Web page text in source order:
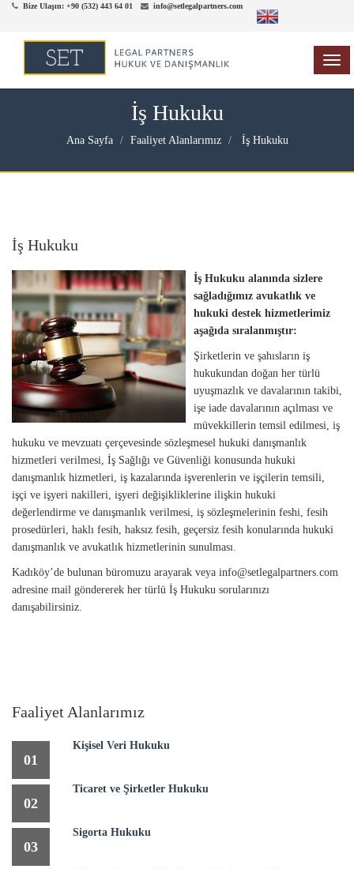
info@setlegalpartners.com
Bize Ulaşın: +90 (532) 443 64 01
İş Hukuku
Ana Sayfa Faaliyet Alanlarımız İş Hukuku
İş Hukuku
İş Hukuku alanında sizlere
sağladığımız avukatlık ve
hukuki destek hizmetlerimiz
aşağıda sıralanmıştır:
Şirketlerin ve şahısların iş
hukukundan doğan her türlü
uyuşmazlık ve davalarının takibi,
işe iade davalarının açılması ve
müvekkillerin temsil edilmesi, iş
hukuku ve mevzuatı çerçevesinde sözleşmesel hukuki danışmanlık
hizmetleri verilmesi, İş Sağlığı ve Güvenliği konusunda hukuki
danışmanlık hizmetleri, iş kazalarında işverenlerin ve işçilerin temsili,
işçi ve işyeri nakilleri, işyeri değişikliklerine ilişkin hukuki
değerlendirme ve danışmanlık verilmesi, iş sözleşmelerinin feshi, fesih
prosedürleri, haklı fesih, haksız fesih, geçersiz fesih konularında hukuki
danışmanlık ve avukatlık hizmetlerinin sunulması.
Kadıköy’de bulunan büromuzu arayarak veya info@setlegalpartners.com
adresine mail göndererek her türlü İş Hukuku sorularınızı
danışabilirsiniz.
Faaliyet Alanlarımız
01
Kişisel Veri Hukuku
02
Ticaret ve Şirketler Hukuku
03
Sigorta Hukuku